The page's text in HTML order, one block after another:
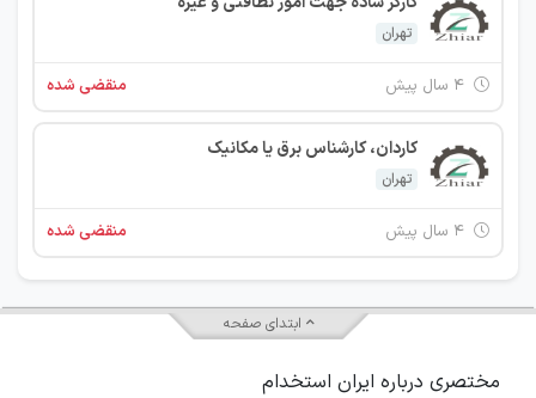
تهران
منقضی شده
کاردان، کارشناس برق یا مکانیک
تهران
منقضی شده
ابتدای صفحه
مختصری درباره ایران استخدام